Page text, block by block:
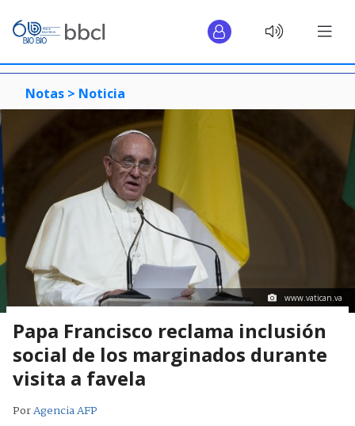
Notas > Noticia
www.vatican.va
Papa Francisco reclama inclusión
social de los marginados durante
visita a favela
PorAgencia AFP